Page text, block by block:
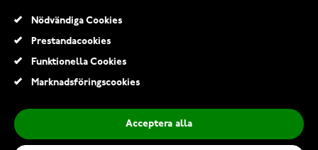
Nödvändiga Cookies
Prestandacookies
Funktionella Cookies
Marknadsföringscookies
Acceptera alla